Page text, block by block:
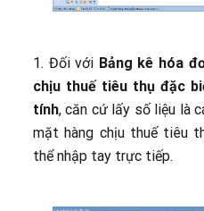
1. Đối với Bảng kê hóa
chịu thuế tiêu thụ đặc
tính, căn cứ lấy số liệu là
mặt hàng chịu thuế tiêu
thể nhập tay trực tiếp.